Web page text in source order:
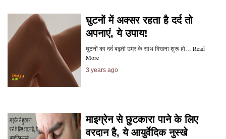
घुटनों में अक्सर रहता है दर्द तो
अपनाएं, ये उपाय!
घुटनों का दर्द बढ़ती उम्र के साथ दिखना शुरू हो… Read
More
3 years ago
माइग्रेन से छुटकारा पाने के लिए
वरदान है, ये आयुर्वेदिक नुस्खे